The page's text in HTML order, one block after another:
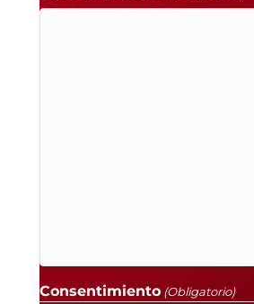
Consentimiento (Obligatorio)